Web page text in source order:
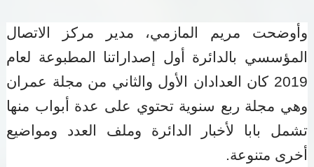
وأوضحت مريم المازمي، مدير مركز الاتصال
المؤسسي بالدائرة أول إصداراتنا المطبوعة لعام
2019 كان العدادان الأول والثاني من مجلة عمران
وهي مجلة ربع سنوية تحتوي على عدة أبواب منها
تشمل بابا لأخبار الدائرة وملف العدد ومواضيع
أخرى متنوعة.